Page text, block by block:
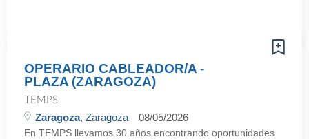
OPERARIO CABLEADOR/A -
PLAZA (ZARAGOZA)
TEMPS
Zaragoza, Zaragoza 08/05/2026
En TEMPS llevamos 30 años encontrando oportunidades